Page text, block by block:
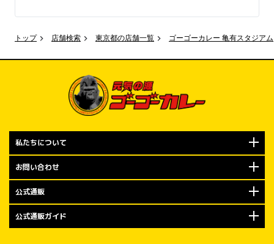
トップ 店舗検索 東京都の店舗一覧 ゴーゴーカレー 亀有スタジアム
ーゴーカレー「ポークロースカツカレー（小）」通常価格
980円（税込）を、550円（税込）でご注文可能です。
550円はもちろん「ゴーゴー」価格。
金沢エムザ店をよろしくお願いします…の気持ちを込め
て、金沢の皆様にゴーゴーカレーをお楽しみいただくため
の100名さま限定キャンペーンです。
規定数量に達し次第の終了となりますので、ぜひお早めに
ご来店くださいませ。
もちろんやります！ トッピング無料券大配布！
2026年7月5日（日）から7月14日（火）までの期間は、ゴ
ーゴーカレーでおなじみの「トッピング無料券」をプレゼ
私たちについて
お問い合わせ
公式通販
公式通販ガイド